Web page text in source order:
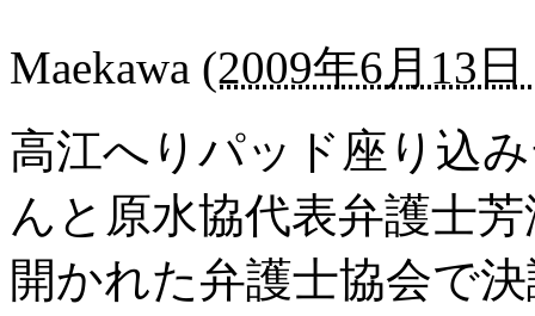
Maekawa (2009年6月13日
高江へりパッド座り込
んと原水協代表弁護士
開かれた弁護士協会で